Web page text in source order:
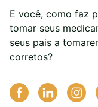
E você, como faz
tomar seus
seus pais a
corretos?